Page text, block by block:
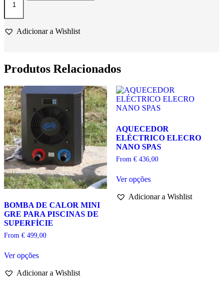
DE
CALOR
SPAWER
ICE
Adicionar a Wishlist
Produtos Relacionados
BOMBA DE CALOR MINI
GRE PARA PISCINAS DE
SUPERFÍCIE
From € 499,00
Ver opçõesproduct
multiple
Adicionar a Wishlist
AQUECEDOR
ELÉCTRICO ELECRO
NANO SPAS
From €436,00
Ver opçõesproduct
multiple
Adicionar a Wishlist